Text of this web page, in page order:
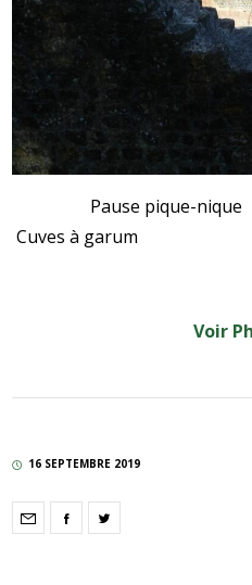
Pause
Cuves à garum
Voir
16 SEPTEMBRE 2019